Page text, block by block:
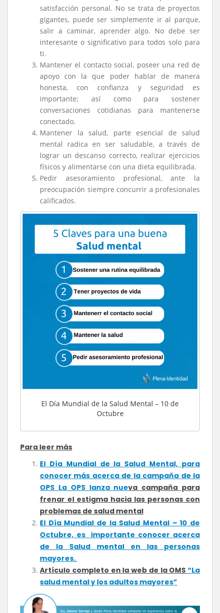
satisfacción personal. No se trata de proyectos
gigantes, puede ser simplemente ir al parque,
salir a caminar, aprender algo. No debe ser
interesante o significativo para todos solo para
ti.
Mantener el contacto social, poseer una red de
apoyo con la que poder hablar de manera
honesta, con confianza y seguridad es
importante; así como para sostener
conversaciones cotidianas para mantenerse
conectado.
Mantener la salud, parte esencial de salud
mental radica en ser saludable, a través de
lograr un descanso correcto, realizar ejercicios
físicos y alimentarse con una dieta equilibrada.
Pedir asesoramiento profesional, ante la
preocupación siempre concurrir a profesionales
calificados.
El Día Mundial de la Salud Mental – 10 de
Octubre
Para leer más
El Día Mundial de la Salud Mental, para
conocer más acerca de la campaña de la
OPS La OPS lanza nueva campaña para
frenar el estigma hacia las personas con
problemas de salud mental
El Día Mundial de la Salud Mental – 10 de
Octubre, es importante conocer acerca
de la Salud mental en las personas
mayores.
Artículo completo en la web de la OMS “La
salud mental y los adultos mayores”